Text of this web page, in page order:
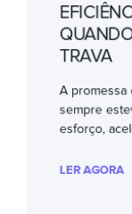
TRAVA
A promessa
sempre
esforço,
LER AGORA